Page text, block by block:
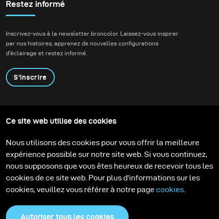
Restez informé
Inscrivez-vous à la newsletter broncolor. Laissez-vous inspirer
par nos histoires, apprenez de nouvelles configurations
d'éclairage et restez informé.
S'inscrire
Contactez-nous
Technologies
Support
Carrière
Media Center
Ce site web utilise des cookies
Nous utilisons des cookies pour vous offrir la meilleure
expérience possible sur notre site web. Si vous continuez,
nous supposons que vous êtes heureux de recevoir tous les
cookies de ce site web. Pour plus d'informations sur les
cookies, veuillez vous référer à notre page cookies
Autoriser tous les cookies